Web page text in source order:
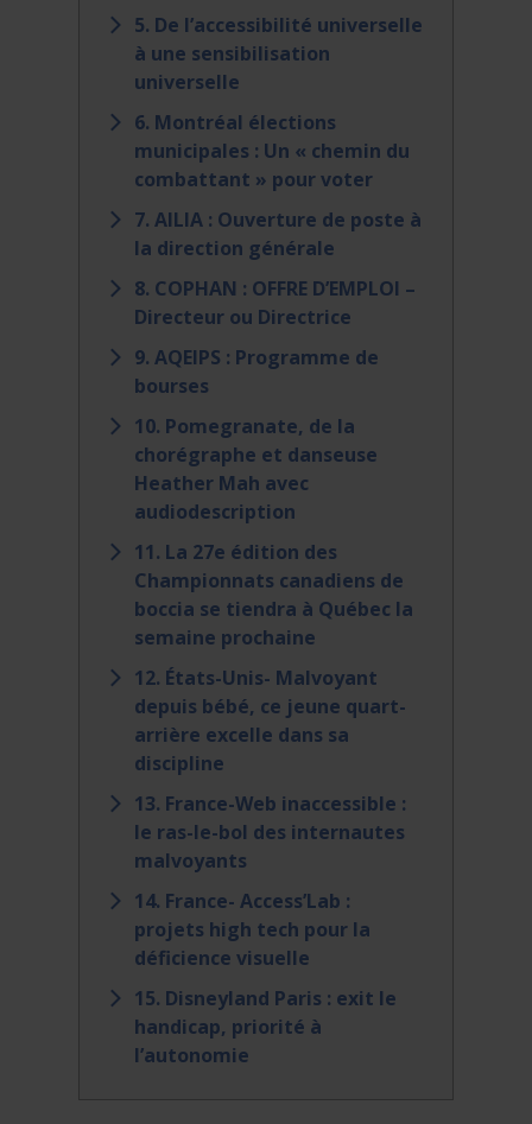
5. De l’accessibilité universelle
à une sensibilisation
universelle
6. Montréal élections
municipales : Un « chemin du
combattant » pour voter
7. AILIA : Ouverture de poste à
la direction générale
8. COPHAN : OFFRE D’EMPLOI –
Directeur ou Directrice
9. AQEIPS : Programme de
bourses
10. Pomegranate, de la
chorégraphe et danseuse
Heather Mah avec
audiodescription
11. La 27e édition des
Championnats canadiens de
boccia se tiendra à Québec la
semaine prochaine
12. États-Unis- Malvoyant
depuis bébé, ce jeune quart-
arrière excelle dans sa
discipline
13. France-Web inaccessible :
le ras-le-bol des internautes
malvoyants
14. France- Access’Lab :
projets high tech pour la
déficience visuelle
15. Disneyland Paris : exit le
handicap, priorité à
l’autonomie